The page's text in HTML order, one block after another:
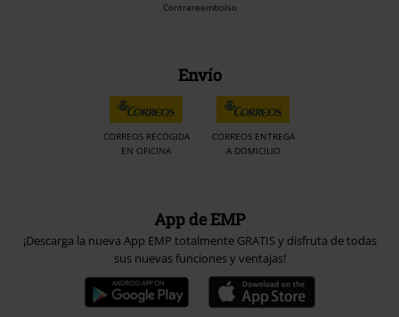
Contrareembolso
Envío
CORREOS RECOGIDA
EN OFICINA
CORREOS ENTREGA
A DOMICILIO
App de EMP
¡Descarga la nueva App EMP totalmente GRATIS y disfruta de todas
sus nuevas funciones y ventajas!